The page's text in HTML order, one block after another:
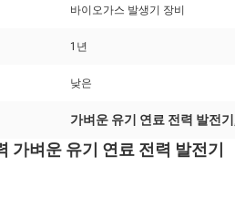
바이오가스 발생기 장비
1년
낮은
가벼운 유기 연료 전력 발전기 ,
가벼운 유기 연료 전력 발전기